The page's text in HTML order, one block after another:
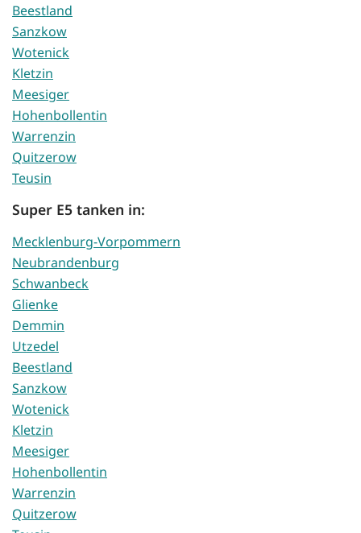
Beestland
Sanzkow
Wotenick
Kletzin
Meesiger
Hohenbollentin
Warrenzin
Quitzerow
Teusin
Super E5 tanken in:
Mecklenburg-Vorpommern
Neubrandenburg
Schwanbeck
Glienke
Demmin
Utzedel
Beestland
Sanzkow
Wotenick
Kletzin
Meesiger
Hohenbollentin
Warrenzin
Quitzerow